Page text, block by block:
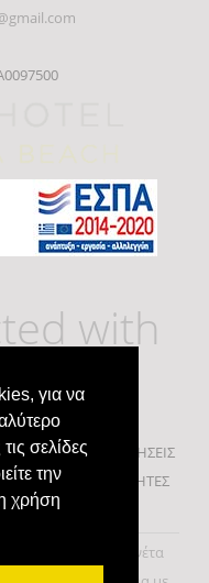
για να
σελίδες
την
χρήση
with
ΔΕΔΟΜΕΝΑ
ΚΡΑΤΗΣΕΙΣ
ΔΡΑΣΤΗΡΙΟΤΗΤΕΣ
Κινέτα